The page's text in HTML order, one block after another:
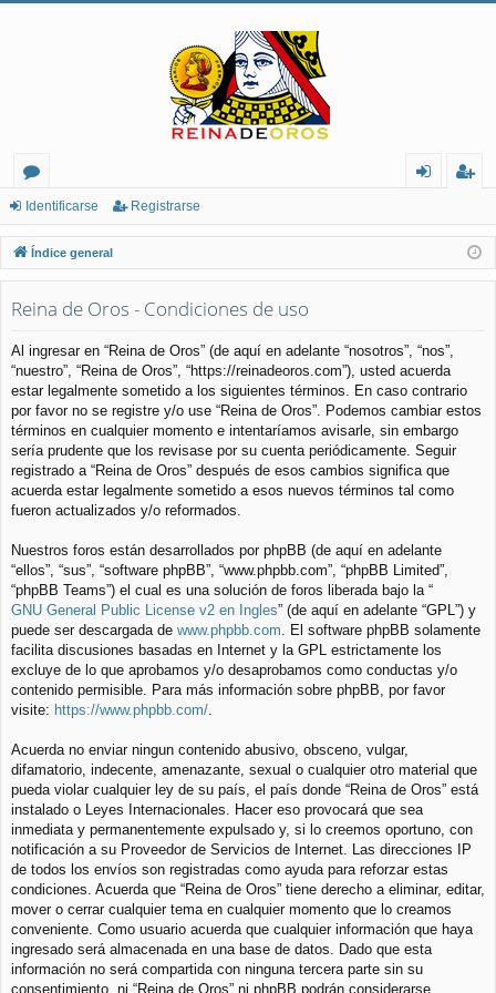
or
os
nt
ifi
rs
e
ist
ra
Identificarse Registrarse
Índice general
Reina de Oros - Condiciones de uso
Al ingresar en “Reina de Oros” (de aquí en adelante “nosotros”, “nos”,
“nuestro”, “Reina de Oros”, “https://reinadeoros.com”), usted acuerda
estar legalmente sometido a los siguientes términos. En caso contrario
por favor no se registre y/o use “Reina de Oros”. Podemos cambiar estos
términos en cualquier momento e intentaríamos avisarle, sin embargo
sería prudente que los revisase por su cuenta periódicamente. Seguir
registrado a “Reina de Oros” después de esos cambios significa que
acuerda estar legalmente sometido a esos nuevos términos tal como
fueron actualizados y/o reformados.
Nuestros foros están desarrollados por phpBB (de aquí en adelante
“ellos”, “sus”, “software phpBB”, “www.phpbb.com”, “phpBB Limited”,
“phpBB Teams”) el cual es una solución de foros liberada bajo la “
GNU General Public License v2 en Ingles” (de aquí en adelante “GPL”) y
puede ser descargada de www.phpbb.com . El software phpBB solamente
facilita discusiones basadas en Internet y la GPL estrictamente los
excluye de lo que aprobamos y/o desaprobamos como conductas y/o
contenido permisible. Para más información sobre phpBB, por favor
visite: https://www.phpbb.com/
Acuerda no enviar ningun contenido abusivo, obsceno, vulgar,
difamatorio, indecente, amenazante, sexual o cualquier otro material que
pueda violar cualquier ley de su país, el país donde “Reina de Oros” está
instalado o Leyes Internacionales. Hacer eso provocará que sea
inmediata y permanentemente expulsado y, si lo creemos oportuno, con
notificación a su Proveedor de Servicios de Internet. Las direcciones IP
de todos los envíos son registradas como ayuda para reforzar estas
condiciones. Acuerda que “Reina de Oros” tiene derecho a eliminar, editar,
mover o cerrar cualquier tema en cualquier momento que lo creamos
conveniente. Como usuario acuerda que cualquier información que haya
ingresado será almacenada en una base de datos. Dado que esta
información no será compartida con ninguna tercera parte sin su
consentimiento, ni “Reina de Oros” ni phpBB podrán considerarse